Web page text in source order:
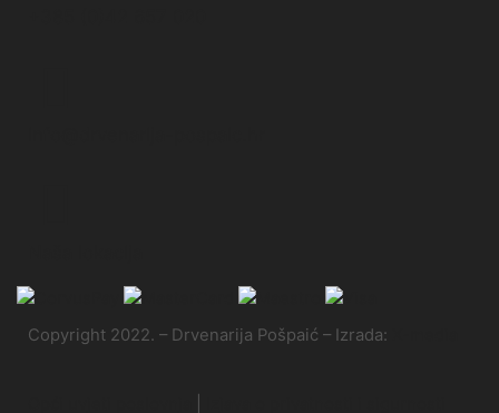
Copyright 2022. – Drvenarija Pošpaić – Izrada: